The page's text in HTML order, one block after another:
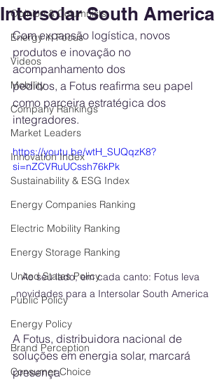
Opinion & Columnists
Energy in Focus
Videos
Mobility
Company Rankings
Market Leaders
Innovation Index
Sustainability & ESG Index
Energy Companies Ranking
Electric Mobility Ranking
Energy Storage Ranking
United States Policy
Public Policy
Energy Policy
Brand Perception
Consumer Choice
Intersolar South America
Com expansão logística, novos
produtos e inovação no
acompanhamento dos
pedidos, a Fotus reafirma seu papel
como parceira estratégica dos
integradores.
https://youtu.be/wtH_SUQqzK8?
si=nZCVRuUCssh76kPk
Ao seu lado, em cada canto: Fotus leva
novidades para a Intersolar South America
A Fotus, distribuidora nacional de
soluções em energia solar, marcará
presença